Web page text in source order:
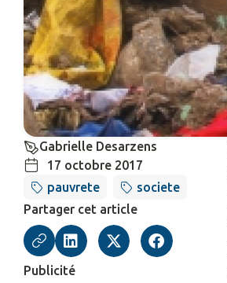
Gabrielle Desarzens
17 octobre 2017
pauvrete
societe
Partager cet article
Publicité